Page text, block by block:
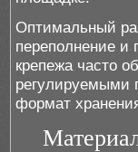
Оптимальный
переполнение и
крепежа часто
регулируемыми
формат